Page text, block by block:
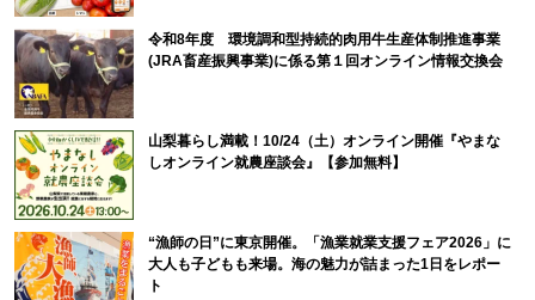
令和8年度 環境調和型持続的肉用牛生産体制推進事業
(JRA畜産振興事業)に係る第１回オンライン情報交換会
山梨暮らし満載！10/24（土）オンライン開催『やまな
しオンライン就農座談会』【参加無料】
“漁師の日”に東京開催。「漁業就業支援フェア2026」に
大人も子どもも来場。海の魅力が詰まった1日をレポー
ト